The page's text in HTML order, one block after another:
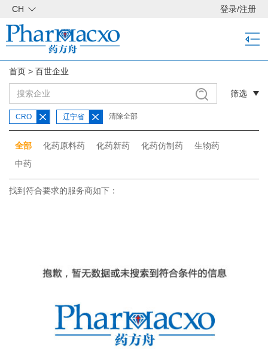
CH 登录/注册
首页 > 百世企业
筛选
CRO 辽宁省 清除全部
全部 化药原料药 化药新药 化药仿制药
生物药
中药
找到符合要求的服务商如下：